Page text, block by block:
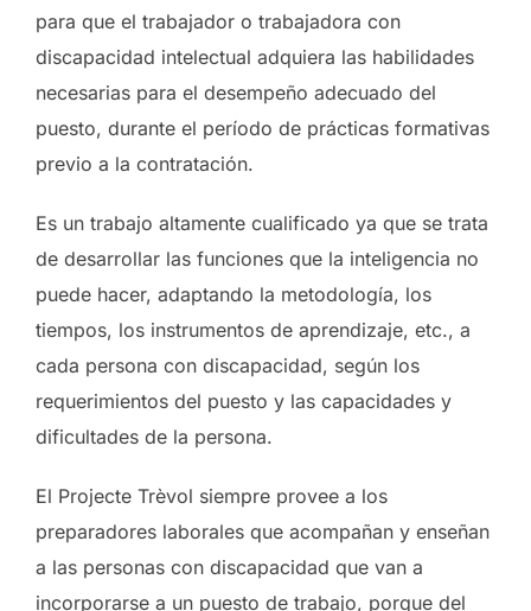
para que el trabajador o trabajadora con
discapacidad intelectual adquiera las habilidades
necesarias para el desempeño adecuado del
puesto, durante el período de prácticas formativas
previo a la contratación.
Es un trabajo altamente cualificado ya que se trata
de desarrollar las funciones que la inteligencia no
puede hacer, adaptando la metodología, los
tiempos, los instrumentos de aprendizaje, etc., a
cada persona con discapacidad, según los
requerimientos del puesto y las capacidades y
dificultades de la persona.
El Projecte Trèvol siempre provee a los
preparadores laborales que acompañan y enseñan
a las personas con discapacidad que van a
incorporarse a un puesto de trabajo, porque del